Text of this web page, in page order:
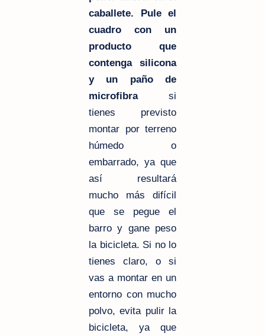
caballete. Pule el
cuadro con un
producto que
contenga silicona
y un paño de
microfibrasi
tienes previsto
montar por terreno
húmedo o
embarrado, ya que
así resultará
mucho más difícil
que se pegue el
barro y gane peso
la bicicleta. Si no lo
tienes claro, o si
vas a montar en un
entorno con mucho
polvo, evita pulir la
bicicleta, ya que